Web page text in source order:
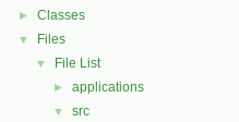
► Classes
▼ Files
▼ File List
► applications
▼ src